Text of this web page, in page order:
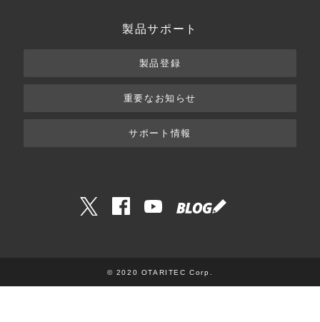
製品サポート
製品登録
重要なお知らせ
サポート情報
© 2020 OTARITEC Corp.